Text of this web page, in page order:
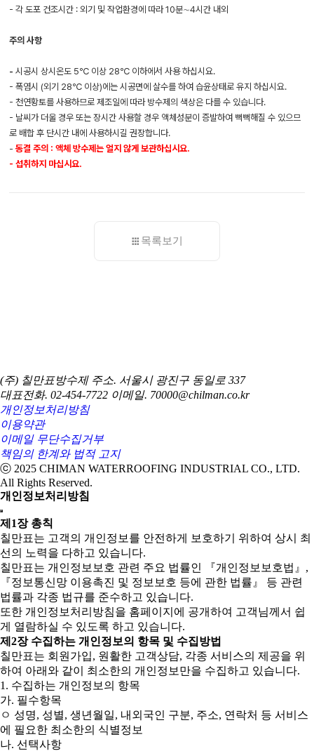
- 각 도포 건조시간 : 외기 및 작업환경에 따라 10분∼4시간 내외
주의 사항
-시공시 상시온도 5℃ 이상 28℃ 이하에서 사용 하십시요.
- 폭염시 (외기 28℃ 이상)에는 시공면에 살수를 하여 습윤상태로 유지 하십시요.
-천연황토를 사용하므로 제조일에 따라 방수제의 색상은 다를수 있습니다.
- 날씨가 더울 경우 또는 장시간 사용할 경우 액체성분이 증발하여 뻑뻑해질 수 있으므
로 배합 후 단시간 내에 사용하시길 권장합니다.
-동결 주의 : 액체 방수제는 얼지 않게 보관하십시요.
- 섭취하지 마십시요.
목록보기
(주) 칠만표방수제 주소. 서울시 광진구 동일로 337
대표전화. 02-454-7722 이메일. 70000@chilman.co.kr
개인정보처리방침
이용약관
이메일 무단수집거부
책임의 한계와 법적 고지
ⓒ 2025 CHIMAN WATERROOFING INDUSTRIAL CO., LTD.
All Rights Reserved.
개인정보처리방침
제1장 총칙
칠만표는 고객의 개인정보를 안전하게 보호하기 위하여 상시 최
선의 노력을 다하고 있습니다.
칠만표는 개인정보보호 관련 주요 법률인 『개인정보보호법』,
『정보통신망 이용촉진 및 정보보호 등에 관한 법률』 등 관련
법률과 각종 법규를 준수하고 있습니다.
또한 개인정보처리방침을 홈페이지에 공개하여 고객님께서 쉽
게 열람하실 수 있도록 하고 있습니다.
제2장 수집하는 개인정보의 항목 및 수집방법
칠만표는 회원가입, 원활한 고객상담, 각종 서비스의 제공을 위
하여 아래와 같이 최소한의 개인정보만을 수집하고 있습니다.
1. 수집하는 개인정보의 항목
가. 필수항목
ㅇ 성명, 성별, 생년월일, 내외국인 구분, 주소, 연락처 등 서비스
에 필요한 최소한의 식별정보
나. 선택사항